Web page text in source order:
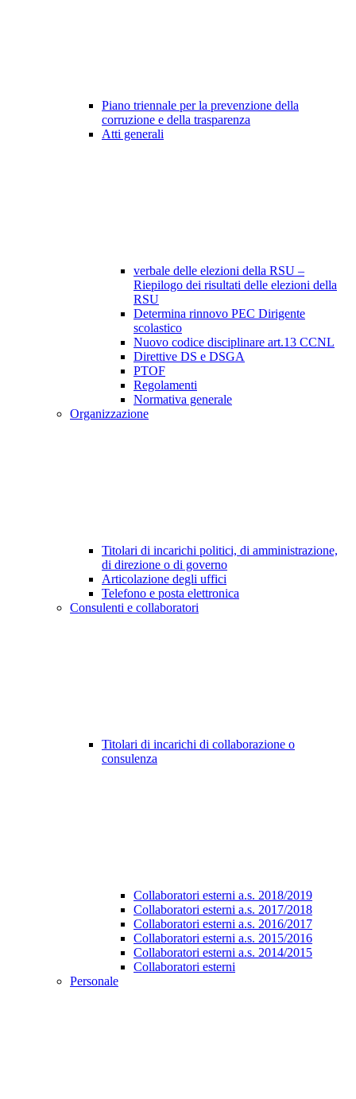
Piano triennale per la prevenzione della
corruzione e della trasparenza
Atti generali
verbale delle elezioni della RSU –
Riepilogo dei risultati delle elezioni della
RSU
Determina rinnovo PEC Dirigente
scolastico
Nuovo codice disciplinare art.13 CCNL
Direttive DS e DSGA
PTOF
Regolamenti
Normativa generale
Organizzazione
Titolari di incarichi politici, di amministrazione,
di direzione o di governo
Articolazione degli uffici
Telefono e posta elettronica
Consulenti e collaboratori
Titolari di incarichi di collaborazione o
consulenza
Collaboratori esterni a.s. 2018/2019
Collaboratori esterni a.s. 2017/2018
Collaboratori esterni a.s. 2016/2017
Collaboratori esterni a.s. 2015/2016
Collaboratori esterni a.s. 2014/2015
Collaboratori esterni
Personale